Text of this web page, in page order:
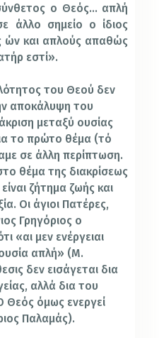
ο Θεός… απλή
άλλο σημείο ο ίδιος
και απλούς απαθώς
εστί».
του Θεού δεν
αποκάλυψη του
μεταξύ ουσίας
το πρώτο θέμα (τό
σε άλλη περίπτωση.
θέμα της διακρίσεως
ζήτημα ζωής και
Οι άγιοι Πατέρες,
Γρηγόριος ο
«αι μεν ενέργειαι
απλή» (Μ.
δεν εισάγεται δια
αλλά δια του
Θεός όμως ενεργεί
Παλαμάς).